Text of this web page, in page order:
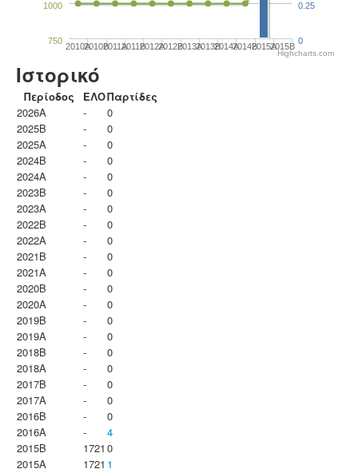
2010A2010B2011A2011B2012A2012B2013A2013B2014A2014B2015A2015B
1000
750 0
0.25
Highcharts.com
Ιστορικό
Περίοδος ΕΛΟΠαρτίδες
2026A
-
0
2025B
-
0
2025A
-
0
2024B
-
0
2024A
-
0
2023B
-
0
2023Α
-
0
2022B
-
0
2022A
-
0
2021B
-
0
2021A
-
0
2020B
-
0
2020A
-
0
2019B
-
0
2019A
-
0
2018B
-
0
2018A
-
0
2017B
-
0
2017A
-
0
2016B
-
0
2016A
-
4
2015B
1721 0
2015A
1721 1